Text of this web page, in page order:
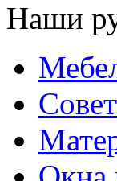
Наши